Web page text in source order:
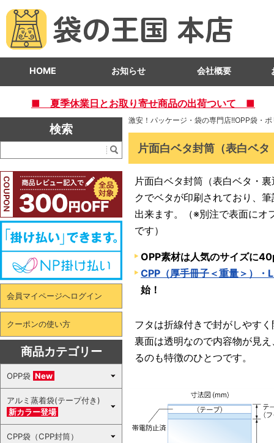
HOME お知らせ 会社概要
■ 夏季休業日とお取り寄せ商品の出荷ついて ■
激安！パッケージ・袋の専門店!!OPP袋・
片面白ベタ封筒（表白ベ
片面白ベタ封筒（表白ベタ・
クでベタが印刷されており、
出来ます。（※別注で表面にオ
です）
OPP素材は人気のサイズに
CPP（厚手冊子＜重量＞）・
始！
フタは折線付きで封がしやす
裏面は透明なので内容物が見
るのも特徴のひとつです。
検索
会員マイページへログイン
クーポンの使い方
商品カテゴリー
OPP袋 New
アルミ蒸着袋(テープ付き)
新カラー登場
CPP袋（CPP封筒）